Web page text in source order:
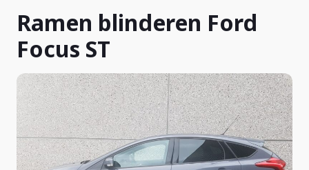
Ramen blinderen Ford
Focus ST